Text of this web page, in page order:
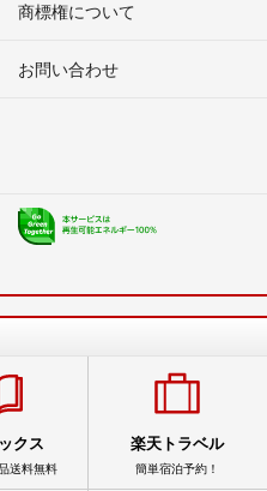
商標権について
お問い合わせ
クス
送料無料
楽天トラベル
簡単宿泊予約！